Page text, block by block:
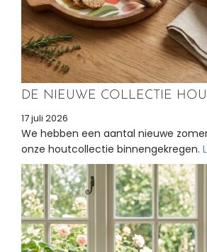
DE NIEUWE COLLECTIE
17 juli 2026
We hebben een aantal nieuwe
onze houtcollectie binnengekregen.